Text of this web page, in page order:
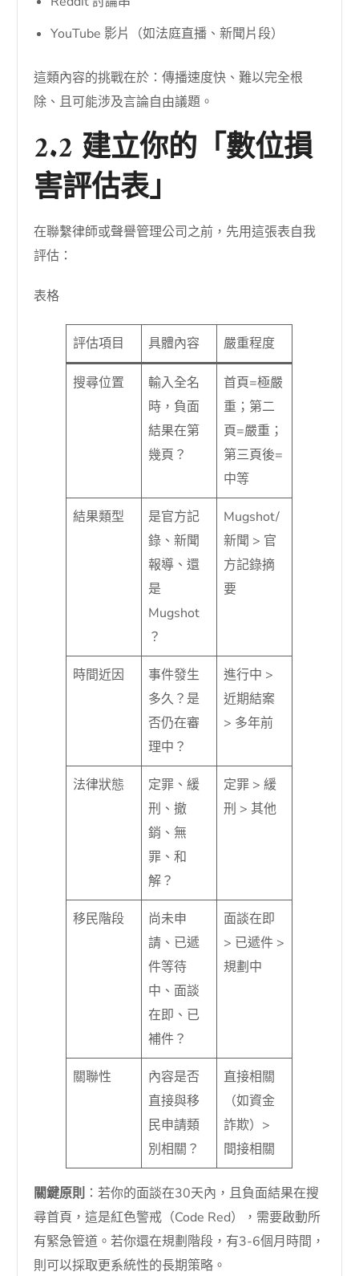
YouTube 影片（如法庭直播、新聞片段）
這類內容的挑戰在於：傳播速度快、難以完全根
除、且可能涉及言論自由議題。
2.2 建立你的「數位損
害評估表」
在聯繫律師或聲譽管理公司之前，先用這張表自我
評估：
表格
評估項目 具體內容 嚴重程度
搜尋位置
輸入全名
時，負面
結果在第
幾頁？
首頁=極嚴
重；第二
頁=嚴重；
第三頁後=
中等
結果類型
是官方記
錄、新聞
報導、還
是
Mugshot
？
Mugshot/
新聞 > 官
方記錄摘
要
時間近因
事件發生
多久？是
否仍在審
理中？
進行中 >
近期結案
> 多年前
法律狀態
定罪、緩
刑、撤
銷、無
罪、和
解？
定罪 > 緩
刑 > 其他
移民階段
尚未申
請、已遞
件等待
中、面談
在即、已
補件？
面談在即
> 已遞件 >
規劃中
關聯性
內容是否
直接與移
民申請類
別相關？
直接相關
（如資金
詐欺）>
間接相關
關鍵原則 ：若你的面談在30天內，且負面結果在搜
尋首頁，這是紅色警戒（Code Red），需要啟動所
有緊急管道。若你還在規劃階段，有3-6個月時間，
則可以採取更系統性的長期策略。